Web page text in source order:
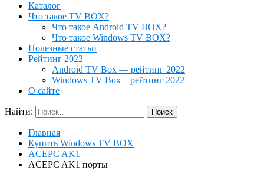
Каталог
Что такое TV BOX?
Что такое Android TV BOX?
Что такое Windows TV BOX?
Полезные статьи
Рейтинг 2022
Android TV Box — рейтинг 2022
Windows TV Box – рейтинг 2022
О сайте
Найти:
Главная
Купить Windows TV BOX
ACEPC AK1
ACEPC AK1 порты